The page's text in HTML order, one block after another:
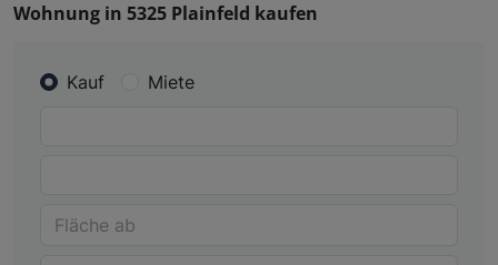
Wohnung in 5325 Plainfeld kaufen
Kauf Miete